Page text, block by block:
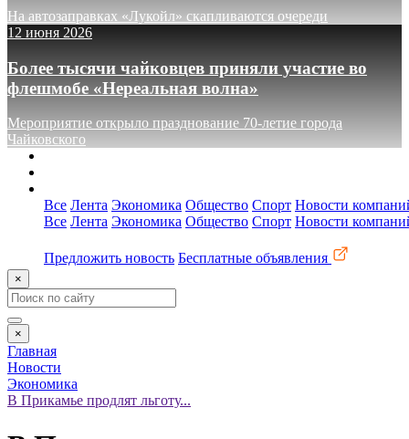
На автозаправках «Лукойл» скапливаются очереди
12 июня 2026
Более тысячи чайковцев приняли участие во
флешмобе «Нереальная волна»
Мероприятие открыло празднование 70-летие города
Чайковского
Все Лента Экономика Общество Спорт Новости
Все Лента Экономика Общество Спорт Новости
Предложить новость Бесплатные объявления
×
×
Главная
Новости
Экономика
В Прикамье продлят льготу...